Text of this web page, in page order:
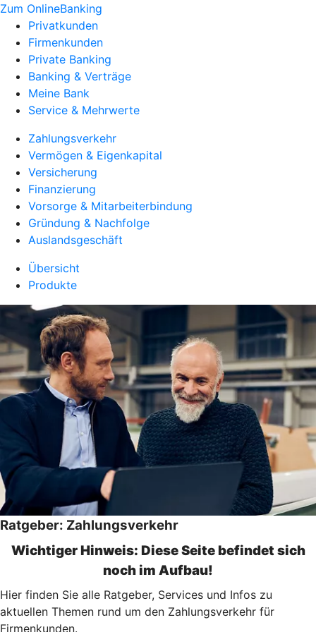
Zum OnlineBanking
Privatkunden
Firmenkunden
Private Banking
Banking & Verträge
Meine Bank
Service & Mehrwerte
Zahlungsverkehr
Vermögen & Eigenkapital
Versicherung
Finanzierung
Vorsorge & Mitarbeiterbindung
Gründung & Nachfolge
Auslandsgeschäft
Übersicht
Produkte
Ratgeber: Zahlungsverkehr
Wichtiger Hinweis: Diese Seite befindet sich
noch im Aufbau!
Hier finden Sie alle Ratgeber, Services und Infos zu
aktuellen Themen rund um den Zahlungsverkehr für
Firmenkunden.